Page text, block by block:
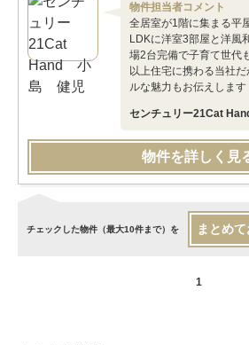
物件担当者コメント
全居室が1階に集まる平
LDKに洋室3部屋と洋風
場2台完備で子育て世代
以上住宅に携わる当社
ルな魅力もお伝えします
センチュリー21Cat
物件を詳しく見
チェックした物件（最大10件まで）を まとめ
1